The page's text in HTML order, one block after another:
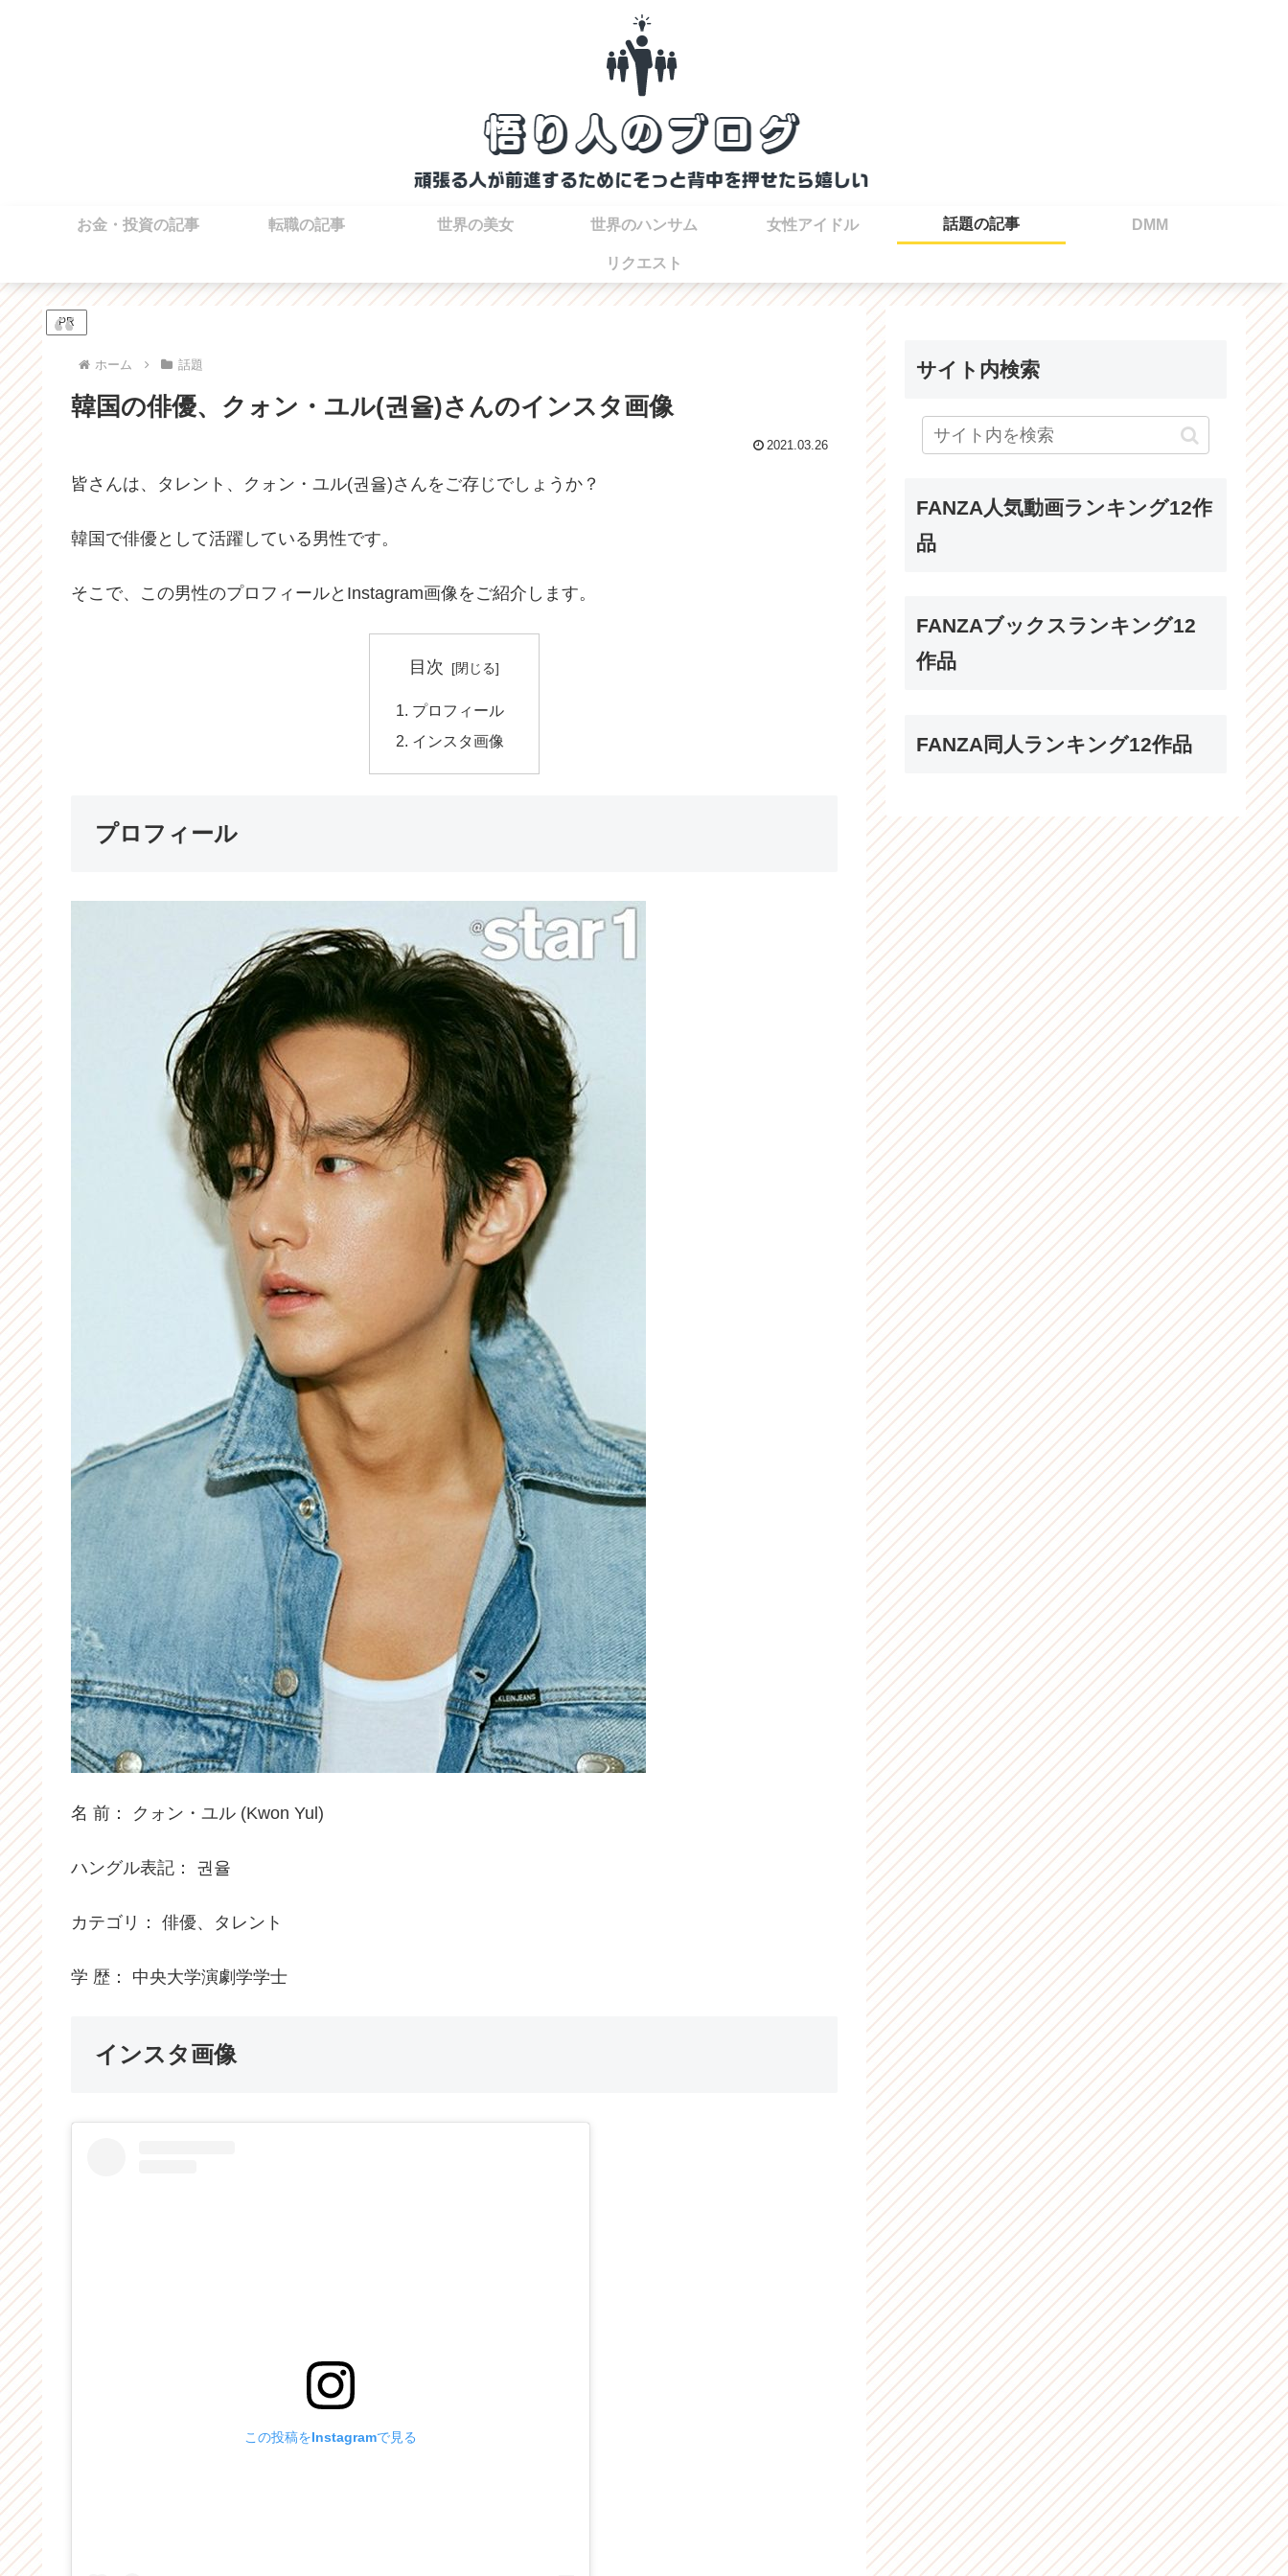
お金・投資の記事 転職の記事 世界の美女 世界のハンサム 女性アイドル 話題の記事 DMM
リクエスト
PR
ホーム 話題
韓国の俳優、クォン・ユル(권율)さんのインスタ画像
2021.03.26
皆さんは、タレント、クォン・ユル(권율)さんをご存じでしょうか？
韓国で俳優として活躍している男性です。
そこで、この男性のプロフィールとInstagram画像をご紹介します。
目次
プロフィール
インスタ画像
プロフィール
名 前： クォン・ユル (Kwon Yul)
ハングル表記： 권율
カテゴリ： 俳優、タレント
学 歴： 中央大学演劇学学士
インスタ画像
この投稿をInstagramで見る
サイト内検索
FANZA人気動画ランキング12作
品
FANZAブックスランキング12
作品
FANZA同人ランキング12作品